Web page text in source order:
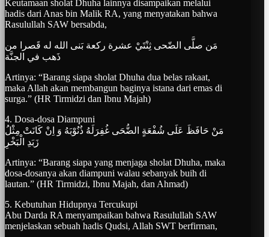
Keutamaan sholat Dhuha lainnya disampaikan melalui
hadis dari Anas bin Malik RA, yang menyatakan bahwa
Rasulullah SAW bersabda,
مَن صلَّى الضّحى ثِنْتَيْ عشرة ركعة بَنى الله له قَصرا من
ذَهب في الجنَّة
Artinya: “Barang siapa sholat Dhuha dua belas rakaat,
maka Allah akan membangun baginya istana dari emas di
surga.” (HR Tirmidzi dan Ibnu Majah)
4. Dosa-dosa Diampuni
مَنْ حَافَظَ عَلَى شُفْعَةٍ الضُّحَى غُفِرَلَهُ ذُنُوْبَهُ وَ اِنْ كَانَتْ مِثْلُ
زَبَدِ الْبَخْرِ
Artinya: “Barang siapa yang menjaga sholat Dhuha, maka
dosa-dosanya akan diampuni walau sebanyak buih di
lautan.” (HR Tirmidzi, Ibnu Majah, dan Ahmad)
5. Kebutuhan Hidupnya Tercukupi
Abu Darda RA menyampaikan bahwa Rasulullah SAW
menjelaskan sebuah hadis Qudsi, Allah SWT berfirman,